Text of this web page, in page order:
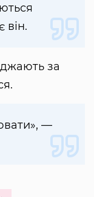
він.
за
—